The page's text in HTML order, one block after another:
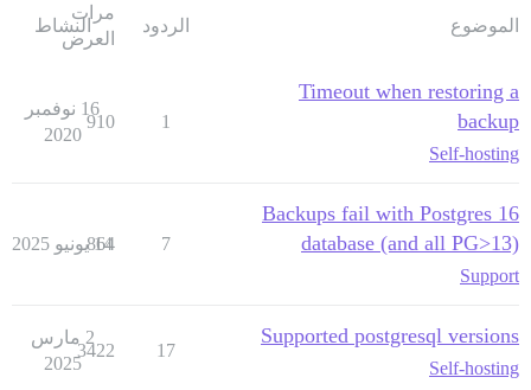
الموضوع الردود
مرات
العرض
النشاط
Timeout when restoring a
backup
Self-hosting
1
910
16 نوفمبر
2020
Backups fail with Postgres 16
database (and all PG>13)
Support
7
864
14 يونيو 2025
Supported postgresql versions
Self-hosting
17
3422
2 مارس
2025